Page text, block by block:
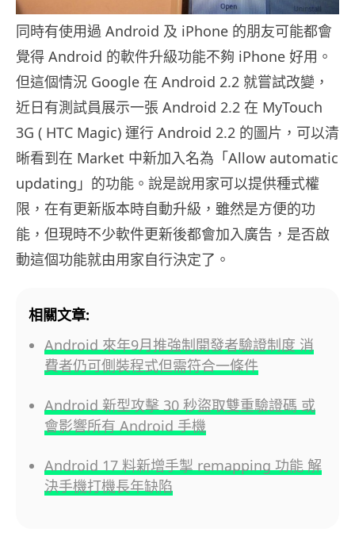
同時有使用過 Android 及 iPhone 的朋友可能都會
覺得 Android 的軟件升級功能不夠 iPhone 好用。
但這個情況 Google 在 Android 2.2 就嘗試改變，
近日有測試員展示一張 Android 2.2 在 MyTouch
3G ( HTC Magic) 運行 Android 2.2 的圖片，可以清
晰看到在 Market 中新加入名為「Allow automatic
updating」的功能。說是說用家可以提供種式權
限，在有更新版本時自動升級，雖然是方便的功
能，但現時不少軟件更新後都會加入廣告，是否啟
動這個功能就由用家自行決定了。
相關文章:
Android 來年9月推強制開發者驗證制度 消
費者仍可側裝程式但需符合一條件
Android 新型攻擊 30 秒盜取雙重驗證碼 或
會影響所有 Android 手機
Android 17 料新增手掣 remapping 功能 解
決手機打機長年缺陷